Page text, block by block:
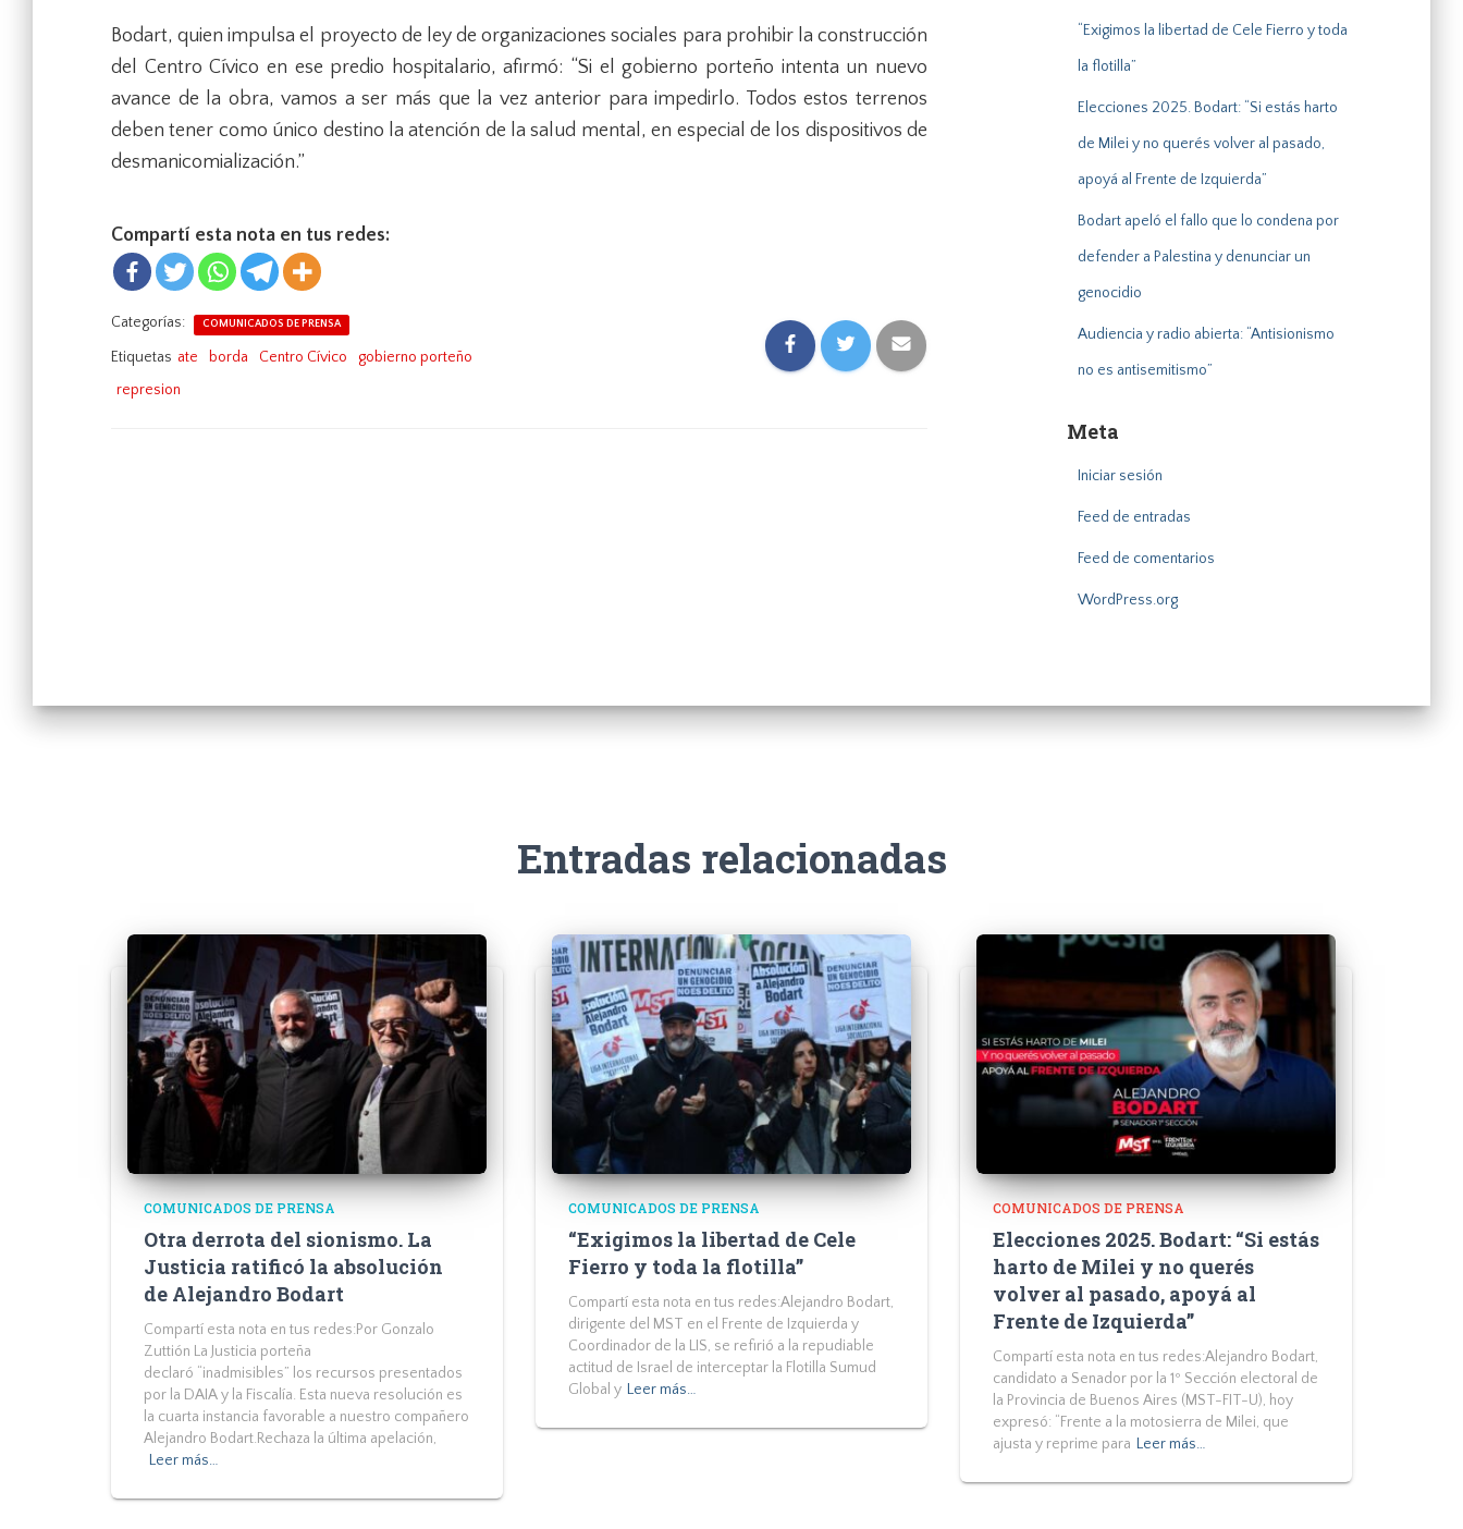
Bodart, quien impulsa el proyecto de ley de organizaciones sociales para prohibir la construcción
del Centro Cívico en ese predio hospitalario, afirmó: “Si el gobierno porteño intenta un nuevo
avance de la obra, vamos a ser más que la vez anterior para impedirlo. Todos estos terrenos
deben tener como único destino la atención de la salud mental, en especial de los dispositivos de
desmanicomialización.”
Compartí esta nota en tus redes:
Categorías: COMUNICADOS DE PRENSA
Etiquetas ate borda Centro Cívico
gobierno porteño
represion
“Exigimos la libertad de Cele Fierro y toda
la flotilla”
Elecciones 2025. Bodart: “Si estás harto
de Milei y no querés volver al pasado,
apoyá al Frente de Izquierda”
Bodart apeló el fallo que lo condena por
defender a Palestina y denunciar un
genocidio
Audiencia y radio abierta: “Antisionismo
no es antisemitismo”
Meta
Iniciar sesión
Feed de entradas
Feed de comentarios
WordPress.org
Entradas relacionadas
COMUNICADOS DE PRENSA
Otra derrota del sionismo. La
Justicia ratificó la absolución
de Alejandro Bodart
Compartí esta nota en tus redes:Por Gonzalo
Zuttión La Justicia porteña
declaró “inadmisibles” los recursos presentados
por la DAIA y la Fiscalía. Esta nueva resolución es
la cuarta instancia favorable a nuestro compañero
Alejandro Bodart.Rechaza la última apelación,
Leer más…
COMUNICADOS DE PRENSA
“Exigimos la libertad de Cele
Fierro y toda la flotilla”
Compartí esta nota en tus redes:Alejandro Bodart,
dirigente del MST en el Frente de Izquierda y
Coordinador de la LIS, se refirió a la repudiable
actitud de Israel de interceptar la Flotilla Sumud
Global y Leer más…
COMUNICADOS DE PRENSA
Elecciones 2025. Bodart: “Si estás
harto de Milei y no querés
volver al pasado, apoyá al
Frente de Izquierda”
Compartí esta nota en tus redes:Alejandro Bodart,
candidato a Senador por la 1º Sección electoral de
la Provincia de Buenos Aires (MST-FIT-U), hoy
expresó: “Frente a la motosierra de Milei, que
ajusta y reprime para Leer más…